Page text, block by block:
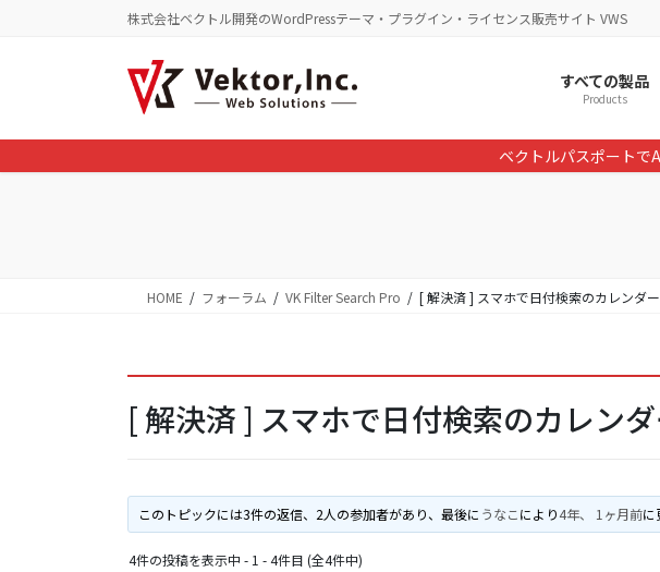
に
移
ョ
ン
株式会社ベクトル開発のWordPressテーマ・プラグイン・ライセンス販売サイト VWS
すべての製品
Products
ベクトルパスポートで
HOME フォーラム VK Filter Search Pro [ 解決済 ] スマホで日付検索のカレンダ
[ 解決済 ] スマホで日付検索のカレン
このトピックには3件の返信、2人の参加者があり、最後に うなこにより4年、 1ヶ月前に
4件の投稿を表示中 - 1 - 4件目 (全4件中)